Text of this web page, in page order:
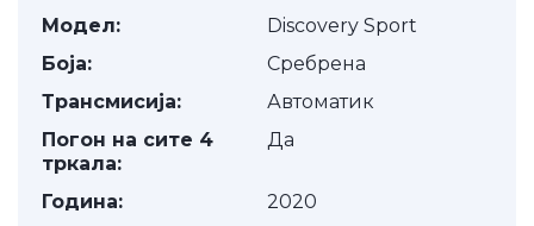
Модел:
Discovery Sport
Боја:
Сребрена
Трансмисија:
Автоматик
Погон на сите 4
тркала:
Да
Година:
2020